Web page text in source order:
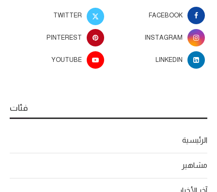
FACEBOOK
TWITTER
INSTAGRAM
PINTEREST
LINKEDIN
YOUTUBE
فئات
الرئيسية
مشاهير
آخر الأخبار